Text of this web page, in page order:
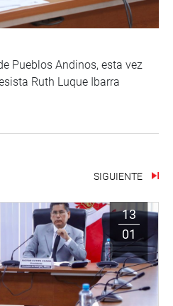
Pueblos Andinos, esta vez
Ruth Luque Ibarra
SIGUIENTE
13
01